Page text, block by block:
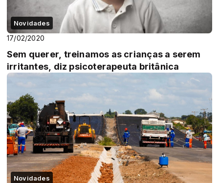
Novidades
17/02/2020
Sem querer, treinamos as crianças a serem
irritantes, diz psicoterapeuta britânica
Novidades